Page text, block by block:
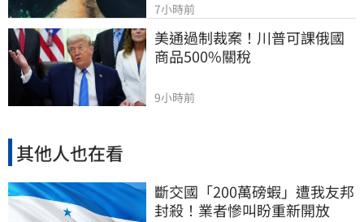
7小時前
美通過制裁案！川普可課俄國
商品500%關稅
9小時前
其他人也在看
斷交國「200萬磅蝦」遭我友邦
封殺！業者慘叫盼重新開放